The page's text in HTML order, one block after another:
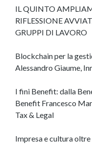
IL QUINTO
RIFLESSIONE
GRUPPI DI LAVORO
Blockchain per la
Alessandro Giaume,
I fini Benefit: dalla
Benefit Francesco
Tax & Legal
Impresa e cultura